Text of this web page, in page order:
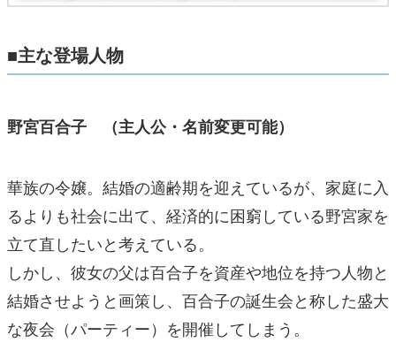
■主な登場人物
野宮百合子 （主人公・名前変更可能）
華族の令嬢。結婚の適齢期を迎えているが、家庭に入
るよりも社会に出て、経済的に困窮している野宮家を
立て直したいと考えている。
しかし、彼女の父は百合子を資産や地位を持つ人物と
結婚させようと画策し、百合子の誕生会と称した盛大
な夜会（パーティー）を開催してしまう。